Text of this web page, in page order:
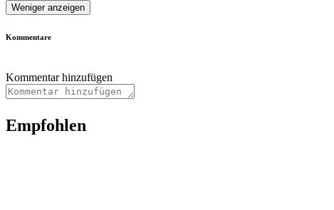
Weniger anzeigen
Kommentare
Kommentar hinzufügen
Empfohlen